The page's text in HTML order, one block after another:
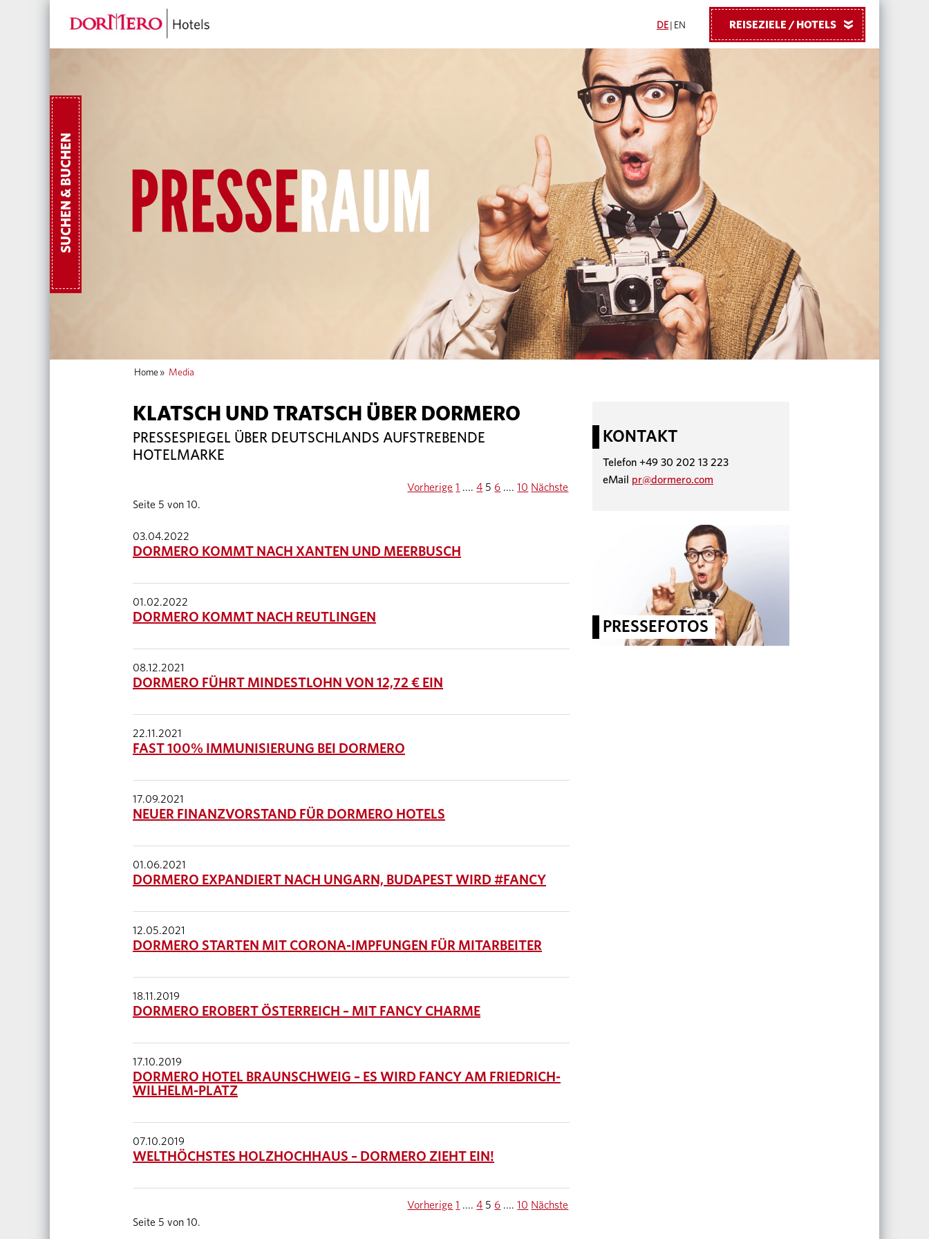
DE EN REISEZIELE / HOTELS »
SUCHEN & BUCHEN
Home » Media
KLATSCH UND TRATSCH ÜBER DORMERO
PRESSESPIEGEL ÜBER DEUTSCHLANDS AUFSTREBENDE
HOTELMARKE
Seite 5 von 10.
Vorherige 1 .... 4 5 6 .... 10 Nächste
03.04.2022
DORMERO KOMMT NACH XANTEN UND MEERBUSCH
01.02.2022
DORMERO KOMMT NACH REUTLINGEN
08.12.2021
DORMERO FÜHRT MINDESTLOHN VON 12,72 € EIN
22.11.2021
FAST 100% IMMUNISIERUNG BEI DORMERO
17.09.2021
NEUER FINANZVORSTAND FÜR DORMERO HOTELS
01.06.2021
DORMERO EXPANDIERT NACH UNGARN, BUDAPEST WIRD #FANCY
12.05.2021
DORMERO STARTEN MIT CORONA-IMPFUNGEN FÜR MITARBEITER
18.11.2019
DORMERO EROBERT ÖSTERREICH – MIT FANCY CHARME
17.10.2019
DORMERO HOTEL BRAUNSCHWEIG – ES WIRD FANCY AM FRIEDRICH-
WILHELM-PLATZ
07.10.2019
WELTHÖCHSTES HOLZHOCHHAUS – DORMERO ZIEHT EIN!
Seite 5 von 10.
Vorherige 1 .... 4 5 6 .... 10 Nächste
KONTAKT
Telefon +49 30 202 13 223
eMail pr@dormero.com
PRESSEFOTOS